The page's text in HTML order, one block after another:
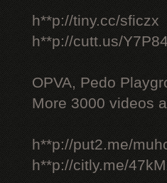
h**p://tiny.cc/sficzx
h**p://cutt.us/
OPVA, Pedo
More 3000 videos
h**p://put2.me/
h**p://citly.me/